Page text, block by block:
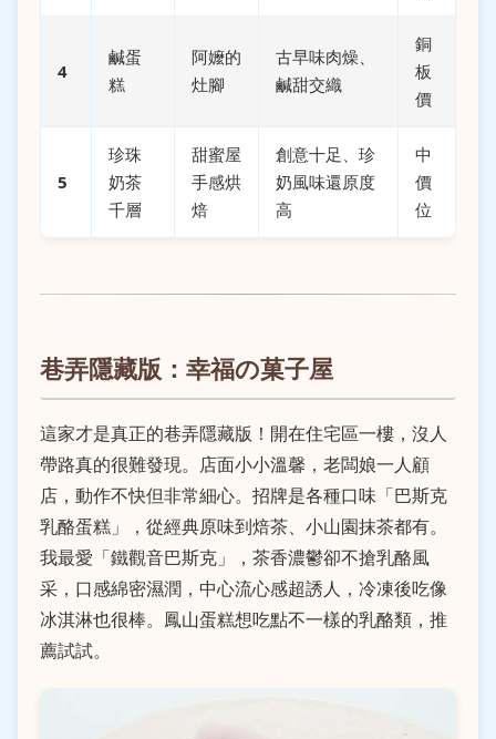
4
鹹蛋
糕
阿嬤的
灶腳
古早味肉燥、
鹹甜交織
銅
板
價
5
珍珠
奶茶
千層
甜蜜屋
手感烘
焙
創意十足、珍
奶風味還原度
高
中
價
位
巷弄隱藏版：幸福の菓子屋
這家才是真正的巷弄隱藏版！開在住宅區一樓，沒人
帶路真的很難發現。店面小小溫馨，老闆娘一人顧
店，動作不快但非常細心。招牌是各種口味「巴斯克
乳酪蛋糕」，從經典原味到焙茶、小山園抹茶都有。
我最愛「鐵觀音巴斯克」，茶香濃鬱卻不搶乳酪風
采，口感綿密濕潤，中心流心感超誘人，冷凍後吃像
冰淇淋也很棒。鳳山蛋糕想吃點不一樣的乳酪類，推
薦試試。